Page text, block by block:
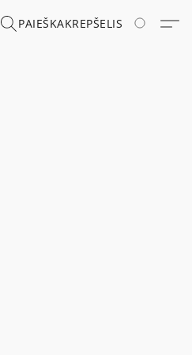
PAIEŠKAKREPŠELIS